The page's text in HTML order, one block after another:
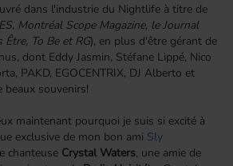
dans l'industrie du Nightlife à titre de
Montréal Scope Magazine, le Journal
To Be et RG), en plus d'être gérant de
dont Eddy Jasmin, Stéfane Lippé, Nico
PAKD, EGOCENTRIX, DJ Alberto et
beaux souvenirs!
maintenant pourquoi je suis si excité à
exclusive de mon bon ami Sly
chanteuse Crystal Waters, une amie de